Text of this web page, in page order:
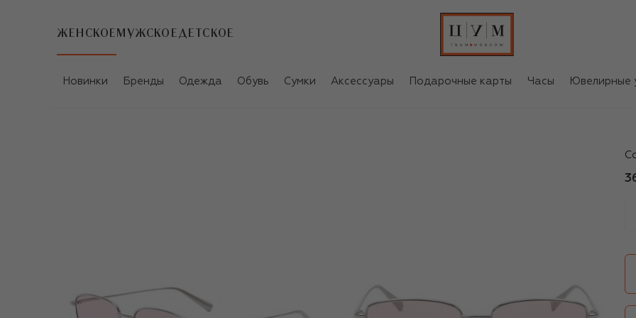
ЖЕНСКОЕ МУЖСКОЕ ДЕТСКОЕ
Новинки Бренды Одежда Обувь Сумки Аксессуары Подарочные карты Часы Ювелирные